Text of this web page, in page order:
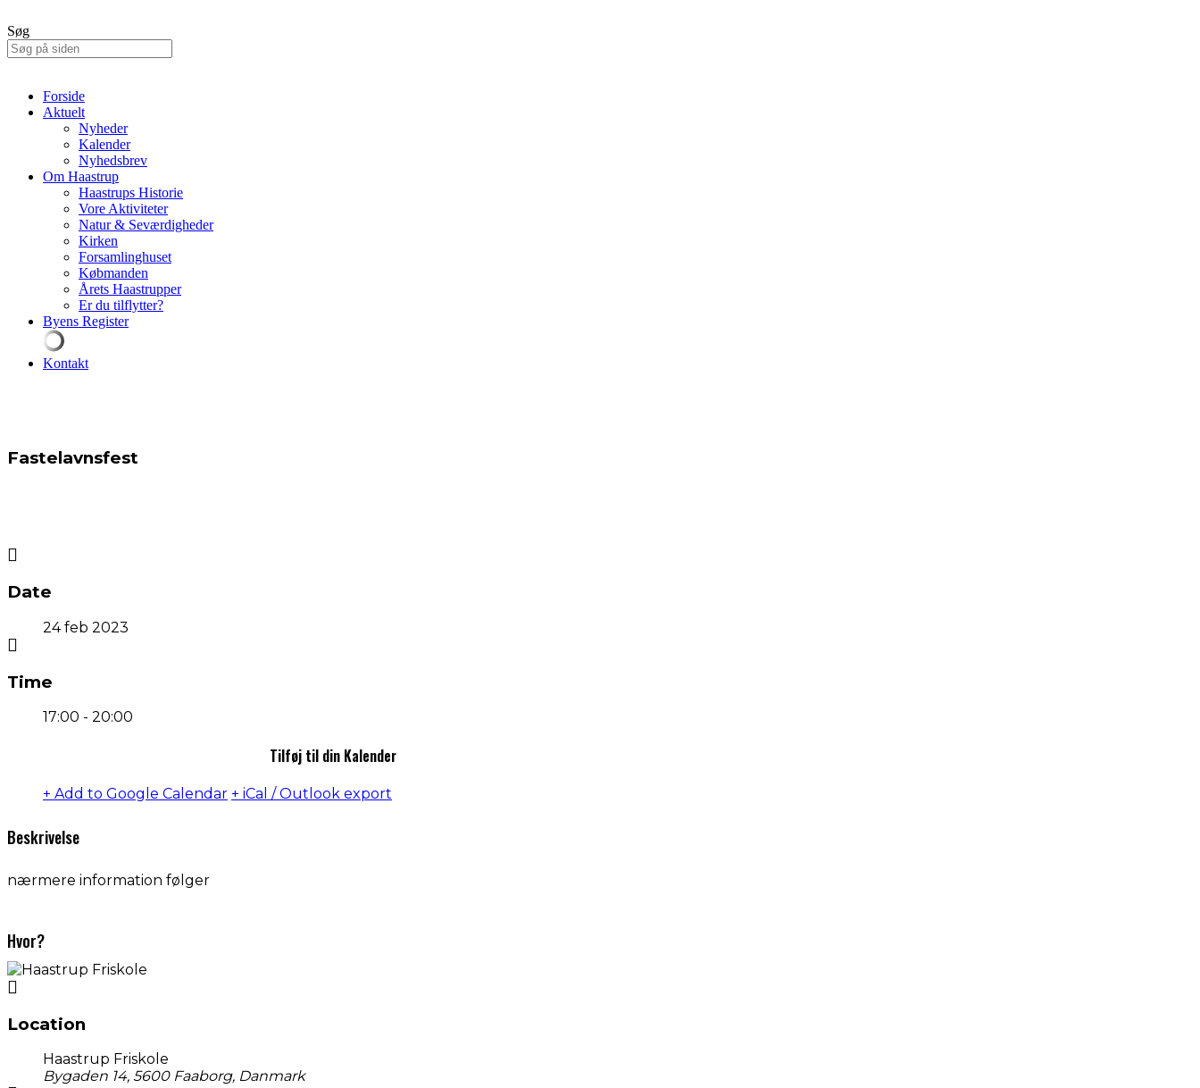
Søg
Forside
Aktuelt
Nyheder
Kalender
Nyhedsbrev
Om Haastrup
Haastrups Historie
Vore Aktiviteter
Natur & Seværdigheder
Kirken
Forsamlinghuset
Købmanden
Årets Haastrupper
Er du tilflytter?
Byens Register
Kontakt
Fastelavnsfest
Date
24 feb 2023
Time
17:00 - 20:00
Tilføj til din Kalender
+ Add to Google Calendar + iCal / Outlook export
Beskrivelse
nærmere information følger
Hvor?
Location
Haastrup Friskole
Bygaden 14, 5600 Faaborg, Danmark